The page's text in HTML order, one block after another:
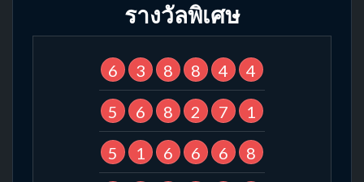
รางวัลพิเศษ
6 3 8 8 4 4
5 6 8 2 7 1
5 1 6 6 6 8